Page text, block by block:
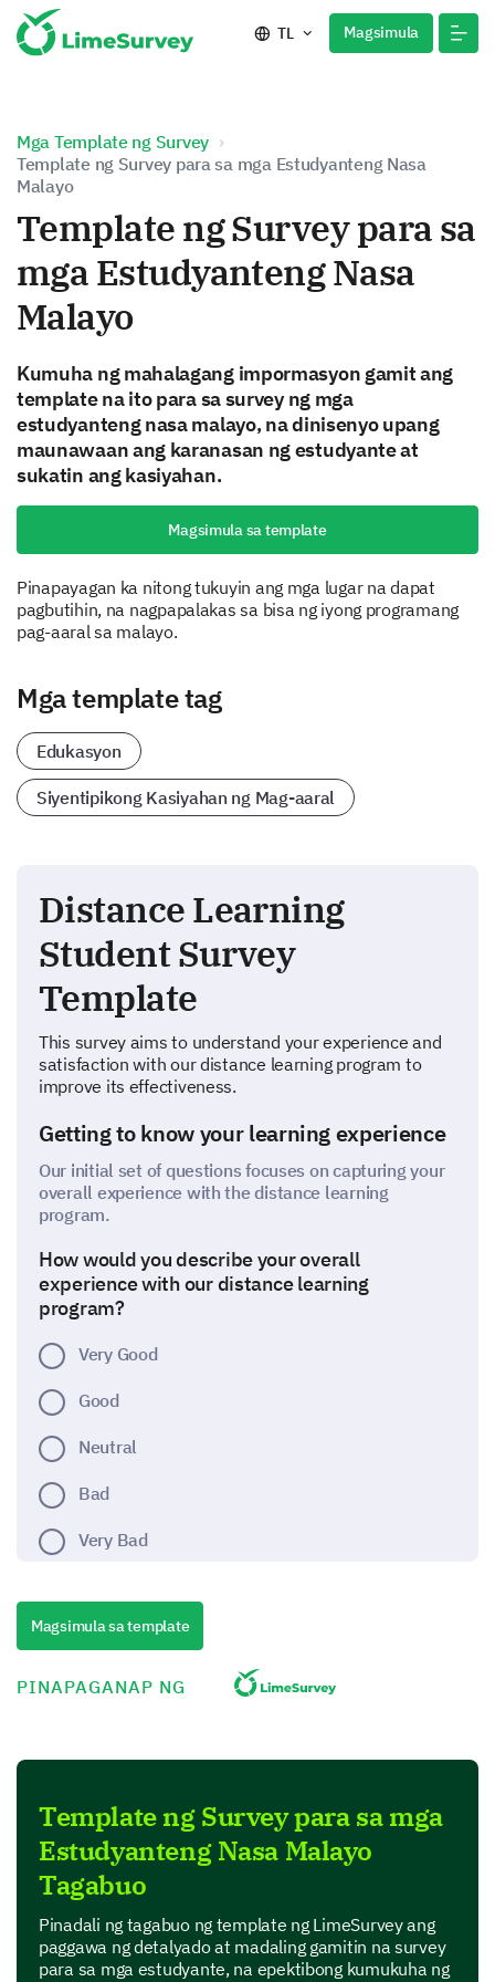
TL Magsimula
Mga Template ng Survey
Template ng Survey para sa mga Estudyanteng Nasa
Malayo
Template ng Survey para sa
mga Estudyanteng Nasa
Malayo
Kumuha ng mahalagang impormasyon gamit ang
template na ito para sa survey ng mga
estudyanteng nasa malayo, na dinisenyo upang
maunawaan ang karanasan ng estudyante at
sukatin ang kasiyahan.
Magsimula sa template
Pinapayagan ka nitong tukuyin ang mga lugar na dapat
pagbutihin, na nagpapalakas sa bisa ng iyong programang
pag-aaral sa malayo.
Mga template tag
Edukasyon
Siyentipikong Kasiyahan ng Mag-aaral
Distance Learning
Student Survey
Template
This survey aims to understand your experience and
satisfaction with our distance learning program to
improve its effectiveness.
Getting to know your learning experience
Our initial set of questions focuses on capturing your
overall experience with the distance learning
program.
How would you describe your overall
experience with our distance learning
program?
Very Good
Good
Neutral
Bad
Very Bad
Please rate the following aspects of the
distance learning experience.
(1 - Very Poor, 2 - Poor, 3 - Neutral, 4 - Good, 5 -
Ease of use of the online platform
Quality of course materials
Interaction with instructors
Interaction with classmates
Magsimula sa template
PINAPAGANAP NG
Template ng Survey para sa mga
Estudyanteng Nasa Malayo
Tagabuo
Pinadali ng tagabuo ng template ng LimeSurvey ang
paggawa ng detalyado at madaling gamitin na survey
para sa mga estudyante, na epektibong kumukuha ng